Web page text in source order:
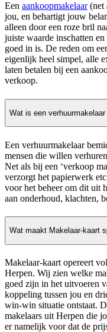
Een aankoopmakelaar(net
jou, en behartigt jouw
alleen door een roze bril
juiste waarde inschatten
goed in is. De reden om
eigenlijk heel simpel, alle
laten betalen bij een
verkoop.
Wat is een
Een verhuurmakelaar
mensen die willen
Net als bij een ‘verkoop
verzorgt het papierwerk
voor het beheer om dit uit
aan onderhoud, klachten,
Wat maakt Makelaar-kaart
Makelaar-kaart opereert
Herpen. Wij zien welke
goed zijn in het uitvoeren
koppeling tussen jou en
win-win situatie ontstaat.
makelaars uit Herpen die
er namelijk voor dat de